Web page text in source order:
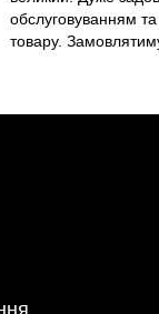
обслуговуванням та
товару.